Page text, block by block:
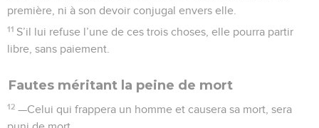
première, ni à son devoir conjugal envers elle.
11 S’il lui refuse l’une de ces trois choses, elle pourra partir
libre, sans paiement.
Fautes méritant la peine de mort
12 —Celui qui frappera un homme et causera sa mort, sera